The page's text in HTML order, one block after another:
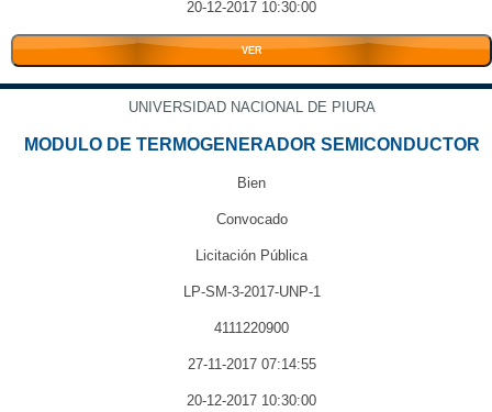
20-12-2017 10:30:00
VER
UNIVERSIDAD NACIONAL DE PIURA
MODULO DE TERMOGENERADOR SEMICONDUCTOR
Bien
Convocado
Licitación Pública
LP-SM-3-2017-UNP-1
4111220900
27-11-2017 07:14:55
20-12-2017 10:30:00